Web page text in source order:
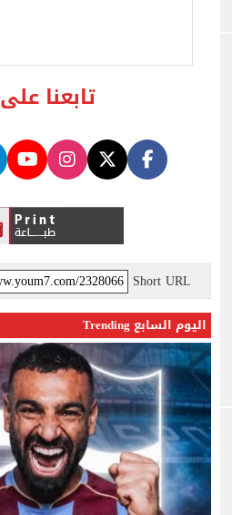
تابعنا على
Short URL
اليوم السابع Trending